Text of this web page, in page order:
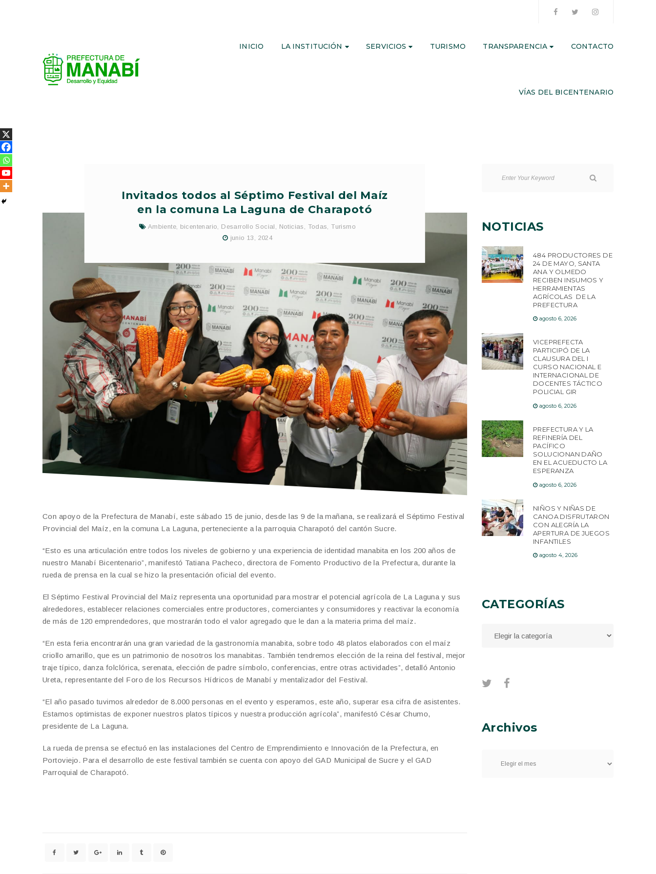
INICIO LA INSTITUCIÓN SERVICIOS TURISMO TRANSPARENCIA CONTACTO
VÍAS DEL BICENTENARIO
Invitados todos al Séptimo Festival del Maíz
en la comuna La Laguna de Charapotó
Ambiente, bicentenario, Desarrollo Social , Noticias , Todas, Turismo
junio 13, 2024
Con apoyo de la Prefectura de Manabí, este sábado 15 de junio, desde las 9 de la mañana, se realizará el Séptimo Festival
Provincial del Maíz, en la comuna La Laguna, perteneciente a la parroquia Charapotó del cantón Sucre.
“Esto es una articulación entre todos los niveles de gobierno y una experiencia de identidad manabita en los 200 años de
nuestro Manabí Bicentenario”, manifestó Tatiana Pacheco, directora de Fomento Productivo de la Prefectura, durante la
rueda de prensa en la cual se hizo la presentación oficial del evento.
El Séptimo Festival Provincial del Maíz representa una oportunidad para mostrar el potencial agrícola de La Laguna y sus
alrededores, establecer relaciones comerciales entre productores, comerciantes y consumidores y reactivar la economía
de más de 120 emprendedores, que mostrarán todo el valor agregado que le dan a la materia prima del maíz.
“En esta feria encontrarán una gran variedad de la gastronomía manabita, sobre todo 48 platos elaborados con el maíz
criollo amarillo, que es un patrimonio de nosotros los manabitas. También tendremos elección de la reina del festival, mejor
traje típico, danza folclórica, serenata, elección de padre símbolo, conferencias, entre otras actividades”, detalló Antonio
Ureta, representante del Foro de los Recursos Hídricos de Manabí y mentalizador del Festival.
“El año pasado tuvimos alrededor de 8.000 personas en el evento y esperamos, este año, superar esa cifra de asistentes.
Estamos optimistas de exponer nuestros platos típicos y nuestra producción agrícola”, manifestó César Chumo,
presidente de La Laguna.
La rueda de prensa se efectuó en las instalaciones del Centro de Emprendimiento e Innovación de la Prefectura, en
Portoviejo. Para el desarrollo de este festival también se cuenta con apoyo del GAD Municipal de Sucre y el GAD
Parroquial de Charapotó.
NOTICIAS
484 PRODUCTORES DE
24 DE MAYO, SANTA
ANA Y OLMEDO
RECIBEN INSUMOS Y
HERRAMIENTAS
AGRÍCOLAS DE LA
PREFECTURA
agosto 6, 2026
VICEPREFECTA
PARTICIPÓ DE LA
CLAUSURA DEL I
CURSO NACIONAL E
INTERNACIONAL DE
DOCENTES TÁCTICO
POLICIAL GIR
agosto 6, 2026
PREFECTURA Y LA
REFINERÍA DEL
PACÍFICO
SOLUCIONAN DAÑO
EN EL ACUEDUCTO LA
ESPERANZA
agosto 6, 2026
NIÑOS Y NIÑAS DE
CANOA DISFRUTARON
CON ALEGRÍA LA
APERTURA DE JUEGOS
INFANTILES
agosto 4, 2026
CATEGORÍAS
Archivos